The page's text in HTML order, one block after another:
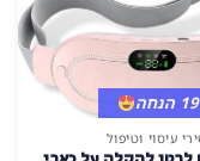
עיסוי וטיפול